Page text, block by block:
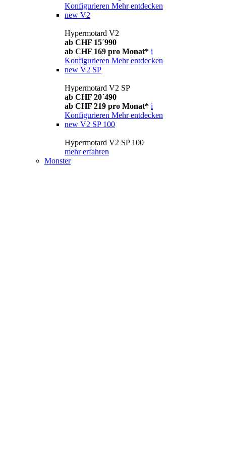
Konfigurieren Mehr entdecken
new V2
Hypermotard V2
ab CHF 15´990
ab CHF 169 pro Monat* i
Konfigurieren Mehr entdecken
new V2 SP
Hypermotard V2 SP
ab CHF 20´490
ab CHF 219 pro Monat* i
Konfigurieren Mehr entdecken
new V2 SP 100
Hypermotard V2 SP 100
mehr erfahren
Monster